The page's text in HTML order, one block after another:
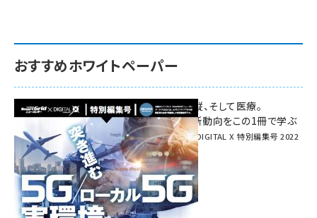
おすすめホワイトペーパー
環境対策、建機の遠隔操縦、そして医療。
次世代通信規格「5G」最新動向をこの1冊で学ぶ
SmartGrid ニューズレター × DIGITAL X 特別編集号 2022
Summer